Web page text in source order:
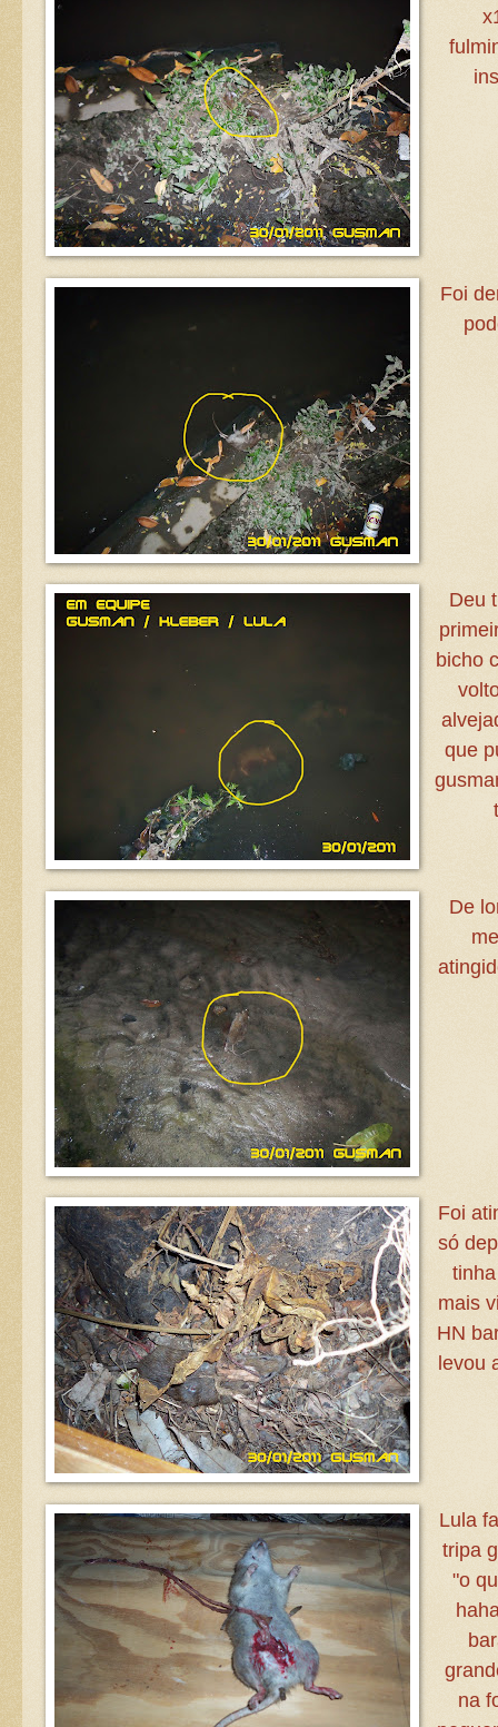
Foi
Deu
bicho
que
De
Foi
só
mais
HN
levou
Lula
tripa
"o
na